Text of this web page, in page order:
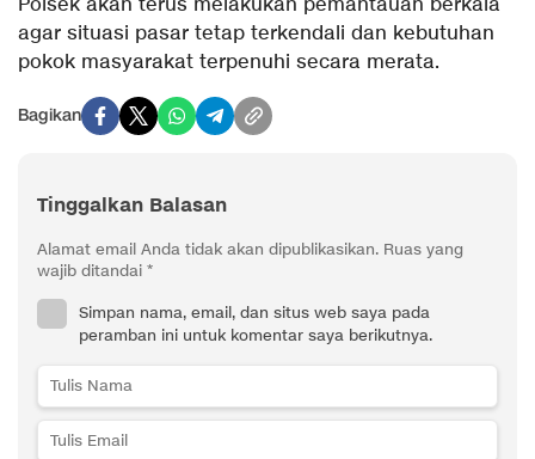
Polsek akan terus melakukan pemantauan berkala
agar situasi pasar tetap terkendali dan kebutuhan
pokok masyarakat terpenuhi secara merata.
Bagikan
Tinggalkan Balasan
Alamat email Anda tidak akan dipublikasikan. Ruas yang
wajib ditandai *
Simpan nama, email, dan situs web saya pada
peramban ini untuk komentar saya berikutnya.